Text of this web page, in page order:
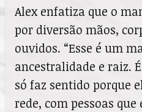
Alex enfatiza que o
por diversão mãos,
ouvidos. “Esse é um
ancestralidade e raiz.
só faz sentido porque
rede, com pessoas